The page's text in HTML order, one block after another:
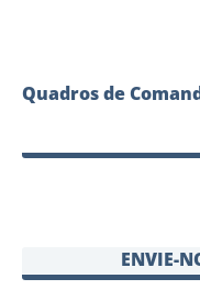
Quadros de
ENVIE-